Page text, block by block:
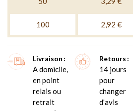
100 2,92 €
Livraison
A domicile,
en point
relais ou
retrait
Retours
14 jours
pour
changer
d'avis